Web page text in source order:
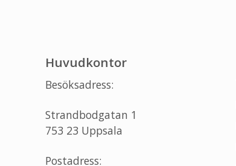
Huvudkontor
Besöksadress:
Strandbodgatan 1
753 23 Uppsala
Postadress: